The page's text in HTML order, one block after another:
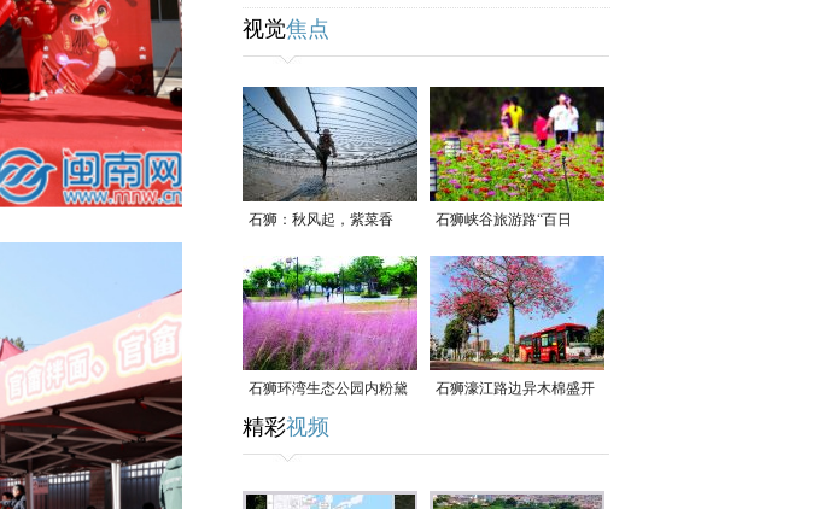
视觉焦点
石狮：秋风起，紫菜香 石狮峡谷旅游路“百日
草”争相斗艳
石狮环湾生态公园内粉黛
乱子草盛放
石狮濠江路边异木棉盛开
精彩视频